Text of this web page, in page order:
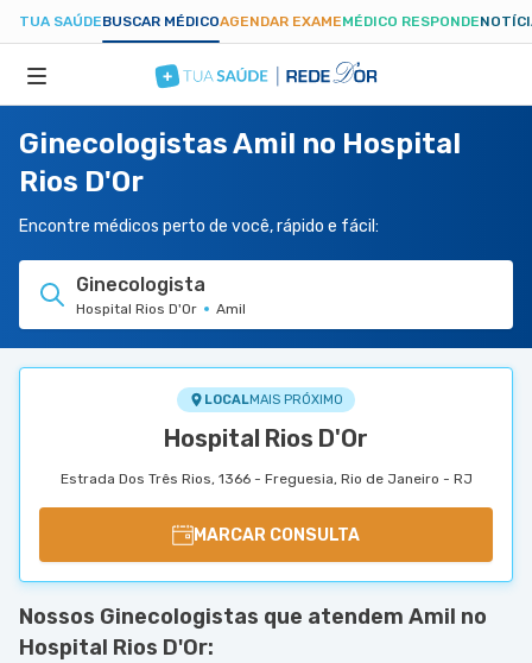
TUA SAÚDEBUSCAR MÉDICOAGENDAR EXAMEMÉDICO RESPONDE
ESPECIALIDADES
HOSPITAIS
TUASAUDE.COM
Ginecologistas Amil no Hospital
Rios D'Or
Encontre médicos perto de você, rápido e fácil:
Ginecologista
Hospital Rios D'Or Amil
LOCALMAIS PRÓXIMO
Hospital Rios D'Or
Estrada Dos Três Rios, 1366 - Freguesia, Rio de Janeiro - RJ
MARCAR CONSULTA
Nossos Ginecologistas que atendem Amil no
Hospital Rios D'Or: